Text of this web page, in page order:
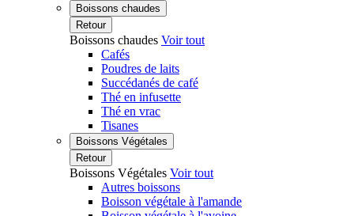
Boissons chaudes
Retour
Boissons chaudes Voir tout
Cafés
Poudres de laits
Succédanés de café
Thé en infusette
Thé en vrac
Tisanes
Boissons Végétales
Retour
Boissons Végétales Voir tout
Autres boissons
Boisson végétale à l'amande